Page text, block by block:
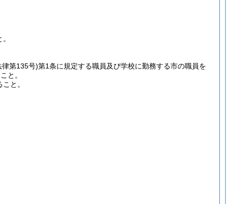
第135号)第1条に規定する職員及び学校に勤務する市の職員を
と。
と。